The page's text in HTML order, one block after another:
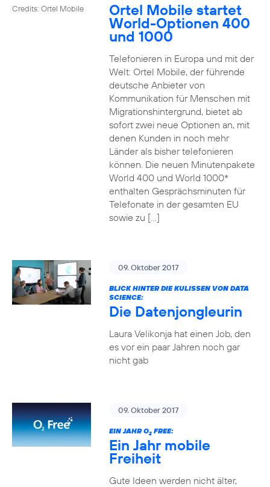
Credits: Ortel Mobile Ortel Mobile startet
World-Optionen 400
und 1000
Telefonieren in Europa und mit der
Welt: Ortel Mobile, der führende
deutsche Anbieter von
Kommunikation für Menschen mit
Migrationshintergrund, bietet ab
sofort zwei neue Optionen an, mit
denen Kunden in noch mehr
Länder als bisher telefonieren
können. Die neuen Minutenpakete
World 400 und World 1000*
enthalten Gesprächsminuten für
Telefonate in der gesamten EU
sowie zu […]
09. Oktober 2017
BLICK HINTER DIE KULISSEN VON DATA
SCIENCE:
Die Datenjongleurin
Laura Velikonja hat einen Job, den
es vor ein paar Jahren noch gar
nicht gab
09. Oktober 2017
EIN JAHR O2FREE:
Ein Jahr mobile
Freiheit
Gute Ideen werden nicht älter,